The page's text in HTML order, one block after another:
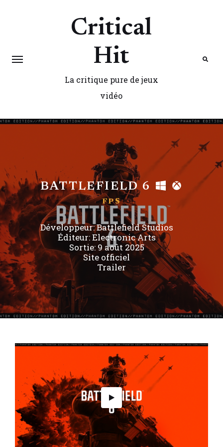
Critical
Hit
La critique pure de jeux
vidéo
BATTLEFIELD 6
FPS
Développeur:Battlefield Studios
Éditeur:Electronic Arts
Sortie: 9 août 2025
Site officiel
Trailer